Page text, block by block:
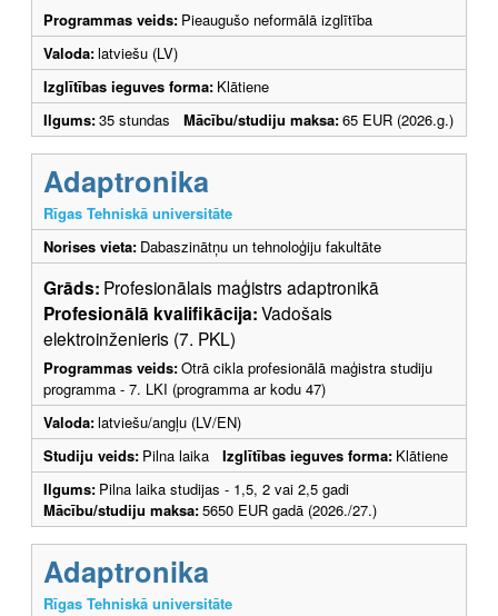
Programmas veids: Pieaugušo neformālā izglītība
Valoda:latviešu (LV)
Izglītības ieguves forma: Klātiene
Ilgums:35 stundas Mācību/studiju maksa:65 EUR (2026.g.)
Adaptronika
Rīgas Tehniskā universitāte
Norises vieta: Dabaszinātņu un tehnoloģiju fakultāte
Grāds: Profesionālais maģistrs adaptronikā
Profesionālā kvalifikācija:Vadošais
elektroinženieris (7. PKL)
Programmas veids:Otrā cikla profesionālā maģistra studiju
programma - 7. LKI (programma ar kodu 47)
Valoda:latviešu/angļu (LV/EN)
Studiju veids: Pilna laika Izglītības ieguves forma: Klātiene
Ilgums: Pilna laika studijas - 1,5, 2 vai 2,5 gadi
Mācību/studiju maksa:5650 EUR gadā (2026./27.)
Adaptronika
Rīgas Tehniskā universitāte